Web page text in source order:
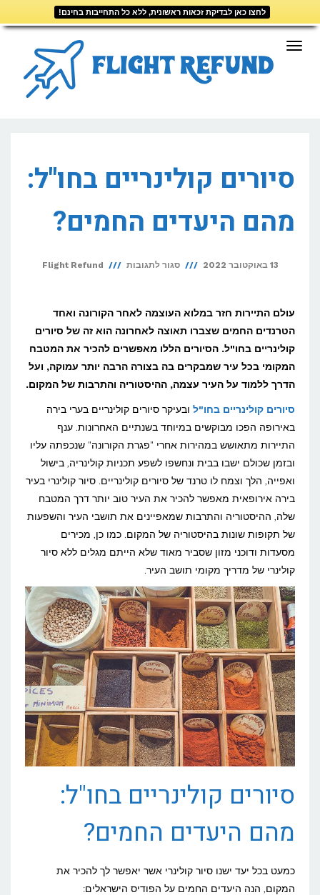
לחצו כאן לבדיקת זכאות ראשונית, ללא כל התחייבות בחינם!
לתוכן
תפריט
סיורים קולינריים בחו"ל:
מהם היעדים החמים?
13 באוקטובר 2022 סגור לתגובות על
בחו"ל:
מהם
היעדים
Flight Refund
עולם התיירות חזר במלוא העוצמה לאחר הקורונה ואחד
הטרנדים החמים שצברו תאוצה לאחרונה הוא זה של סיורים
קולינריים בחו"ל. הסיורים הללו מאפשרים להכיר את המטבח
המקומי בכל עיר שמבקרים בה בצורה הרבה יותר עמוקה, ועל
הדרך ללמוד על העיר עצמה, ההיסטוריה והתרבות של המקום.
סיורים קולינריים בחו"ל ובעיקר סיורים קולינריים בערי בירה
באירופה הפכו מבוקשים במיוחד בשנתיים האחרונות. ענף
התיירות מתאושש במהירות אחרי "פגרת הקורונה" שנכפתה עליו
ובזמן שכולם ישבו בבית ונחשפו לשפע תכניות קולינריה, בישול
ואפייה, הלך וצמח לו טרנד של סיורים קולינריים. סיור קולינרי בעיר
בירה אירופאית מאפשר להכיר את העיר טוב יותר דרך המטבח
שלה, ההיסטוריה והתרבות שמאפיינים את תושבי העיר והשפעות
של תקופות שונות בהיסטוריה של המקום. כמו כן, מכירים
מסעדות ודוכני מזון שסביר מאוד שלא הייתם מגלים ללא סיור
קולינרי של מדריך מקומי תושב העיר.
סיורים קולינריים בחו"ל:
מהם היעדים החמים?
כמעט בכל יעד ישנו סיור קולינרי אשר יאפשר לך להכיר את
המקום, הנה היעדים החמים על הפודיס הישראלים: